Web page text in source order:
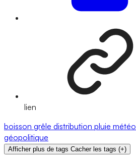
lien
boisson grêle distribution pluie météo
géopolitique
Afficher plus de tags Cacher les tags (+)